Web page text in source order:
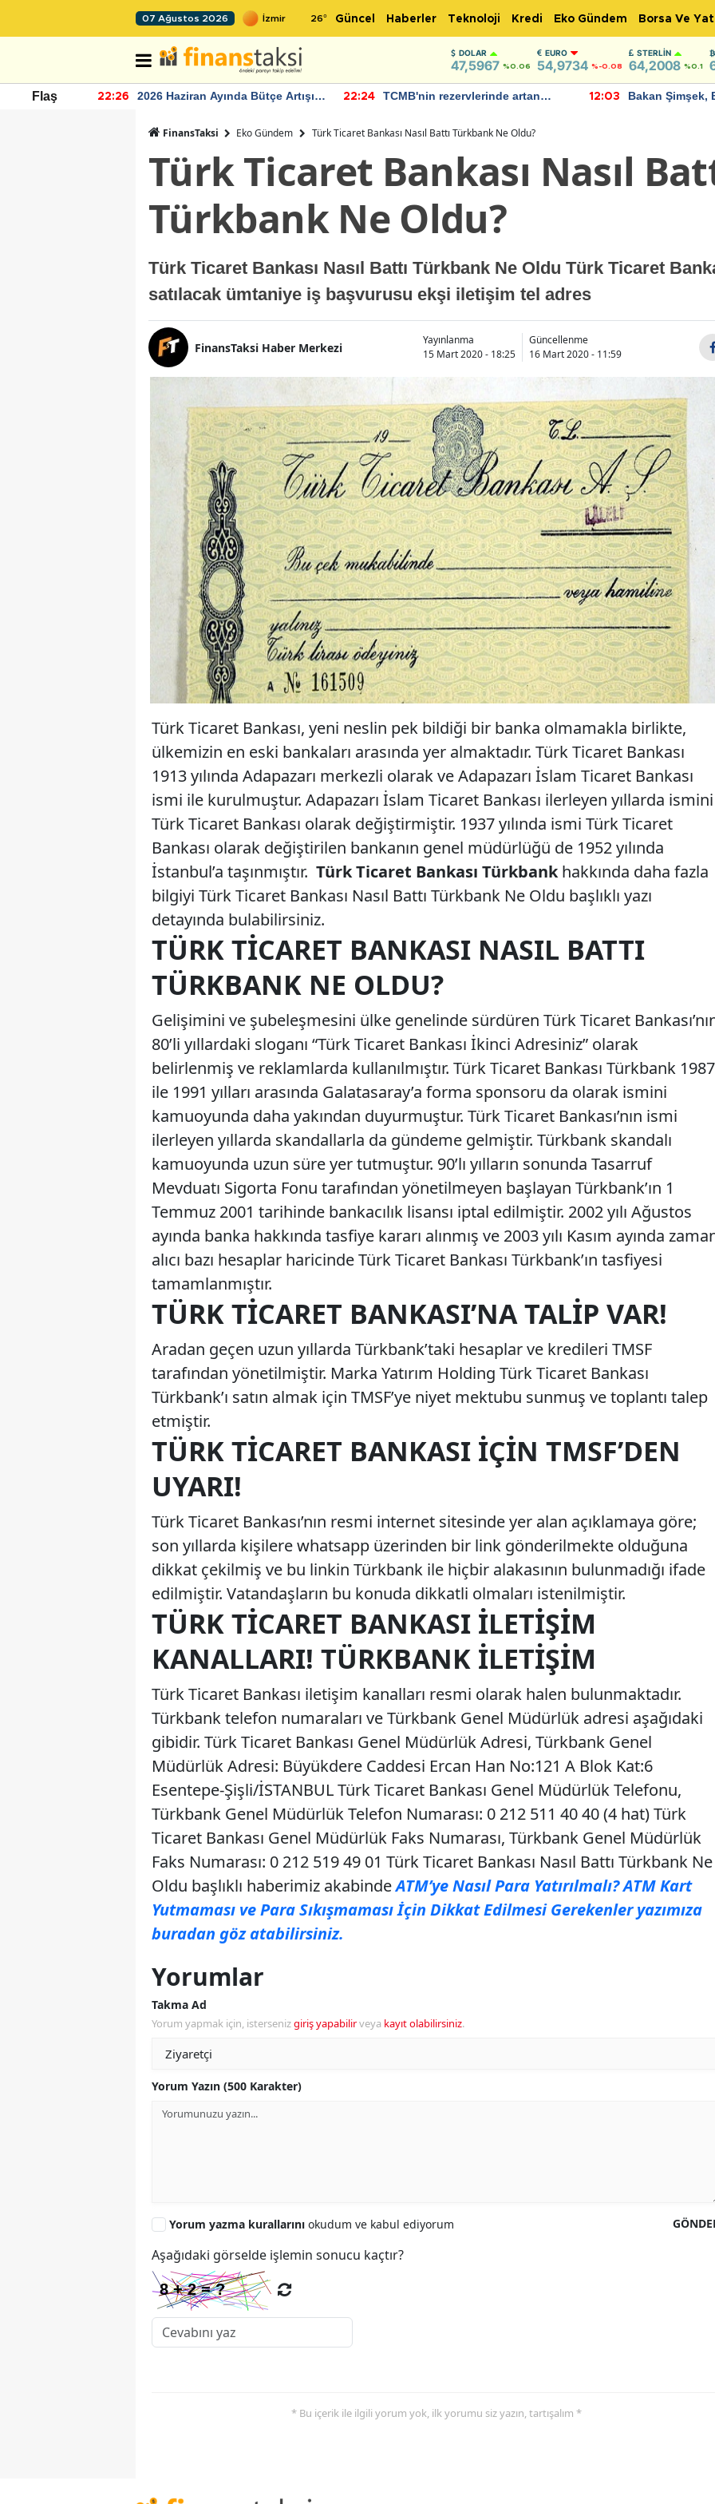
07 Ağustos 2026 26° Güncel Haberler Teknoloji Kredi Eko Gündem Borsa Ve
DOLAR
47,5967 %0.06
EURO
54,9734 %-0.08
STERLIN
64,2008 %0.1
Flaş 22:26
2026 Haziran Ayında Bütçe Artışı
22:24
TCMB'nin rezervlerinde artan
12:03
Bakan Şimşek,
FinansTaksi Eko Gündem Türk Ticaret Bankası Nasıl Battı Türkbank Ne Oldu?
Türk Ticaret Bankası Nasıl
Türkbank Ne Oldu?
Türk Ticaret Bankası Nasıl Battı Türkbank Ne Oldu Türk Ticaret
satılacak ümtaniye iş başvurusu ekşi iletişim tel adres
FinansTaksi Haber Merkezi
Yayınlanma
15 Mart 2020 - 18:25
Güncellenme
16 Mart 2020 - 11:59
Türk Ticaret Bankası, yeni neslin pek bildiği bir banka olmamakla birlikte,
ülkemizin en eski bankaları arasında yer almaktadır. Türk Ticaret Bankası
1913 yılında Adapazarı merkezli olarak ve Adapazarı İslam Ticaret Bankası
ismi ile kurulmuştur. Adapazarı İslam Ticaret Bankası ilerleyen yıllarda ismini
Türk Ticaret Bankası olarak değiştirmiştir. 1937 yılında ismi Türk Ticaret
Bankası olarak değiştirilen bankanın genel müdürlüğü de 1952 yılında
İstanbul’a taşınmıştır. Türk Ticaret Bankası Türkbankhakkında daha fazla
bilgiyi Türk Ticaret Bankası Nasıl Battı Türkbank Ne Oldu başlıklı yazı
detayında bulabilirsiniz.
TÜRK TICARET BANKASI NASIL BATTI
TÜRKBANK NE OLDU?
Gelişimini ve şubeleşmesini ülke genelinde sürdüren Türk Ticaret
80’li yıllardaki sloganı “Türk Ticaret Bankası İkinci Adresiniz” olarak
belirlenmiş ve reklamlarda kullanılmıştır. Türk Ticaret Bankası Türkbank 1987
ile 1991 yılları arasında Galatasaray’a forma sponsoru da olarak ismini
kamuoyunda daha yakından duyurmuştur. Türk Ticaret Bankası’nın ismi
ilerleyen yıllarda skandallarla da gündeme gelmiştir. Türkbank skandalı
kamuoyunda uzun süre yer tutmuştur. 90’lı yılların sonunda Tasarruf
Mevduatı Sigorta Fonu tarafından yönetilmeyen başlayan Türkbank’ın 1
Temmuz 2001 tarihinde bankacılık lisansı iptal edilmiştir. 2002 yılı Ağustos
ayında banka hakkında tasfiye kararı alınmış ve 2003 yılı Kasım ayında
alıcı bazı hesaplar haricinde Türk Ticaret Bankası Türkbank’ın tasfiyesi
tamamlanmıştır.
TÜRK TICARET BANKASI’NA TALIP VAR!
Aradan geçen uzun yıllarda Türkbank’taki hesaplar ve kredileri TMSF
tarafından yönetilmiştir. Marka Yatırım Holding Türk Ticaret Bankası
Türkbank’ı satın almak için TMSF’ye niyet mektubu sunmuş ve toplantı talep
etmiştir.
TÜRK TICARET BANKASI İÇIN TMSF’DEN
UYARI!
Türk Ticaret Bankası’nın resmi internet sitesinde yer alan açıklamaya göre;
son yıllarda kişilere whatsapp üzerinden bir link gönderilmekte olduğuna
dikkat çekilmiş ve bu linkin Türkbank ile hiçbir alakasının bulunmadığı ifade
edilmiştir. Vatandaşların bu konuda dikkatli olmaları istenilmiştir.
TÜRK TICARET BANKASI İLETIŞIM
KANALLARI! TÜRKBANK İLETIŞIM
Türk Ticaret Bankası iletişim kanalları resmi olarak halen bulunmaktadır.
Türkbank telefon numaraları ve Türkbank Genel Müdürlük adresi aşağıdaki
gibidir. Türk Ticaret Bankası Genel Müdürlük Adresi, Türkbank Genel
Müdürlük Adresi: Büyükdere Caddesi Ercan Han No:121 A Blok Kat:6
Esentepe-Şişli/İSTANBUL Türk Ticaret Bankası Genel Müdürlük Telefonu,
Türkbank Genel Müdürlük Telefon Numarası: 0 212 511 40 40 (4 hat) Türk
Ticaret Bankası Genel Müdürlük Faks Numarası, Türkbank Genel Müdürlük
Faks Numarası: 0 212 519 49 01 Türk Ticaret Bankası Nasıl Battı Türkbank Ne
Oldu başlıklı haberimiz akabindeATM’ye Nasıl Para Yatırılmalı? ATM Kart
Yutmaması ve Para Sıkışmaması İçin Dikkat Edilmesi Gerekenler yazımıza
buradan göz atabilirsiniz.
Yorumlar
Takma Ad
Yorum yapmak için, istersenizgiriş yapabilirveya kayıt olabilirsiniz.
Yorum Yazın (500 Karakter)
Yorum yazma kurallarını okudum ve kabul ediyorum
Aşağıdaki görselde işlemin sonucu kaçtır?
* Bu içerik ile ilgili yorum yok, ilk yorumu siz yazın, tartışalım *